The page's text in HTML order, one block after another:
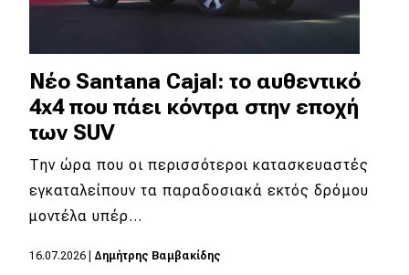
Νέα
Παρουσιάσεις
DRIVE Away
MOTO
Μεταχειρισμένο
Νέο Santana Cajal: το αυθεντικό
4x4 που πάει κόντρα στην εποχή
των SUV
Την ώρα που οι περισσότεροι κατασκευαστές
εγκαταλείπουν τα παραδοσιακά εκτός δρόμου
μοντέλα υπέρ…
16.07.2026 Δημήτρης Βαμβακίδης